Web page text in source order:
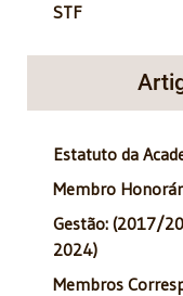
STF
Estatuto da
Membro
Gestão: (2017/
2024)
Membros